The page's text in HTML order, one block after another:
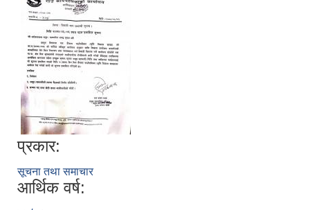
प्रकार:
सूचना तथा समाचार
आर्थिक वर्ष: